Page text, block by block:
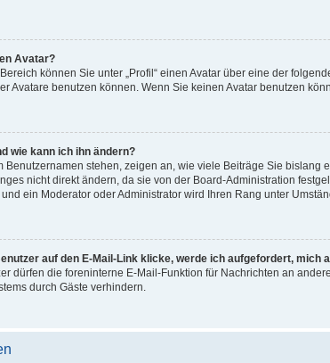
Avatar?
können Sie unter „Profil“ einen Avatar über eine der
Avatare benutzen können. Wenn Sie keinen Avatar benutzen
wie kann ich ihn ändern?
Benutzernamen stehen, zeigen an, wie viele Beiträge Sie
nicht direkt ändern, da sie von der Board-Administration
ein Moderator oder Administrator wird Ihren Rang unter
auf den E-Mail-Link klicke, werde ich aufgefordert, mich
dürfen die foreninterne E-Mail-Funktion für Nachrichten an
durch Gäste verhindern.